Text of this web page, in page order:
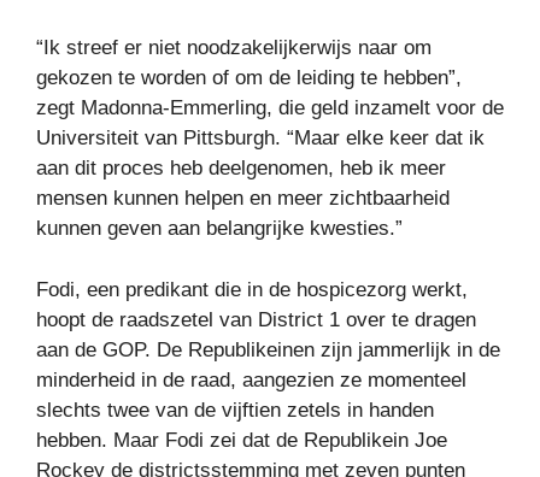
“Ik streef er niet noodzakelijkerwijs naar om
gekozen te worden of om de leiding te hebben”,
zegt Madonna-Emmerling, die geld inzamelt voor de
Universiteit van Pittsburgh. “Maar elke keer dat ik
aan dit proces heb deelgenomen, heb ik meer
mensen kunnen helpen en meer zichtbaarheid
kunnen geven aan belangrijke kwesties.”
Fodi, een predikant die in de hospicezorg werkt,
hoopt de raadszetel van District 1 over te dragen
aan de GOP. De Republikeinen zijn jammerlijk in de
minderheid in de raad, aangezien ze momenteel
slechts twee van de vijftien zetels in handen
hebben. Maar Fodi zei dat de Republikein Joe
Rockey de districtsstemming met zeven punten